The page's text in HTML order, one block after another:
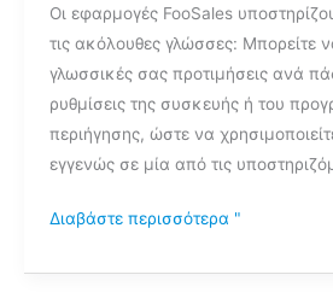
Οι εφαρμογές FooSales
τις ακόλουθες γλώσσες: Μπορείτε
γλωσσικές σας προτιμήσεις ανά
ρυθμίσεις της συσκευής ή του
περιήγησης, ώστε να
εγγενώς σε μία από τις
εφαρμογές
του
FooSales;
Διαβάστε περισσότερα "